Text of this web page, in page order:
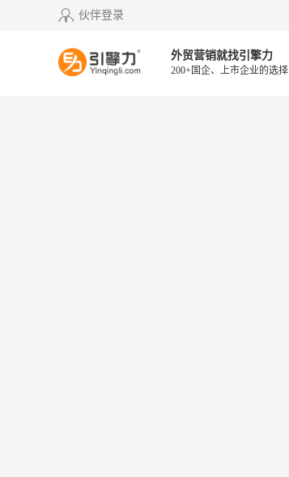
伙伴登录
外贸营销就找引擎力
200+国企、上市企业的选择